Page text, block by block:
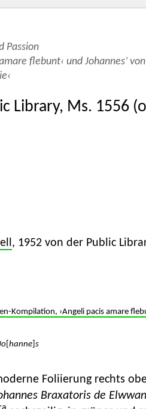
Passion
flebunt‹ und Johannes’
Library, Ms. 1556
, 1952 von der Public
Kompilation, ›Angeli pacis amare
[ hanne] s
Foliierung rechts
Braxatoris de